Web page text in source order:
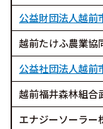
公益財団法人越前
越前たけふ農業協
公益社団法人越前
越前福井森林組合
エナジーソーラー